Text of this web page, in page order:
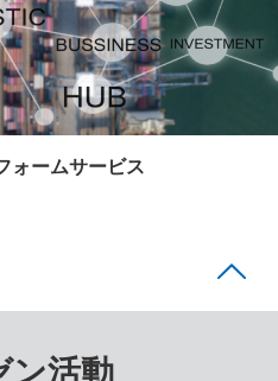
ォームサービス
ン活動